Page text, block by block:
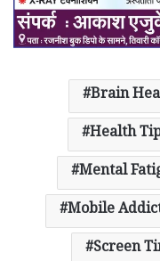
Brain
Health
Mental
Mobile
Screen